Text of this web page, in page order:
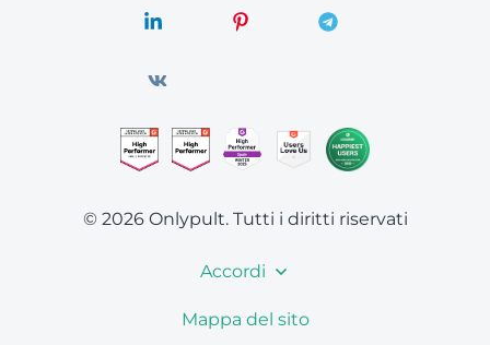
© 2026 Onlypult. Tutti i diritti riservati
Accordi
Mappa del sito